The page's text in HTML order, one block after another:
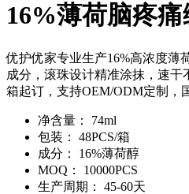
16%薄荷脑疼
优护优家专业生产16%高浓度薄
成分，滚珠设计精准涂抹，速干
箱起订，支持OEM/ODM定制，
净含量：
74ml
包装：
48PCS/箱
成分：
16%薄荷醇
MOQ：
10000PCS
生产周期：
45-60天